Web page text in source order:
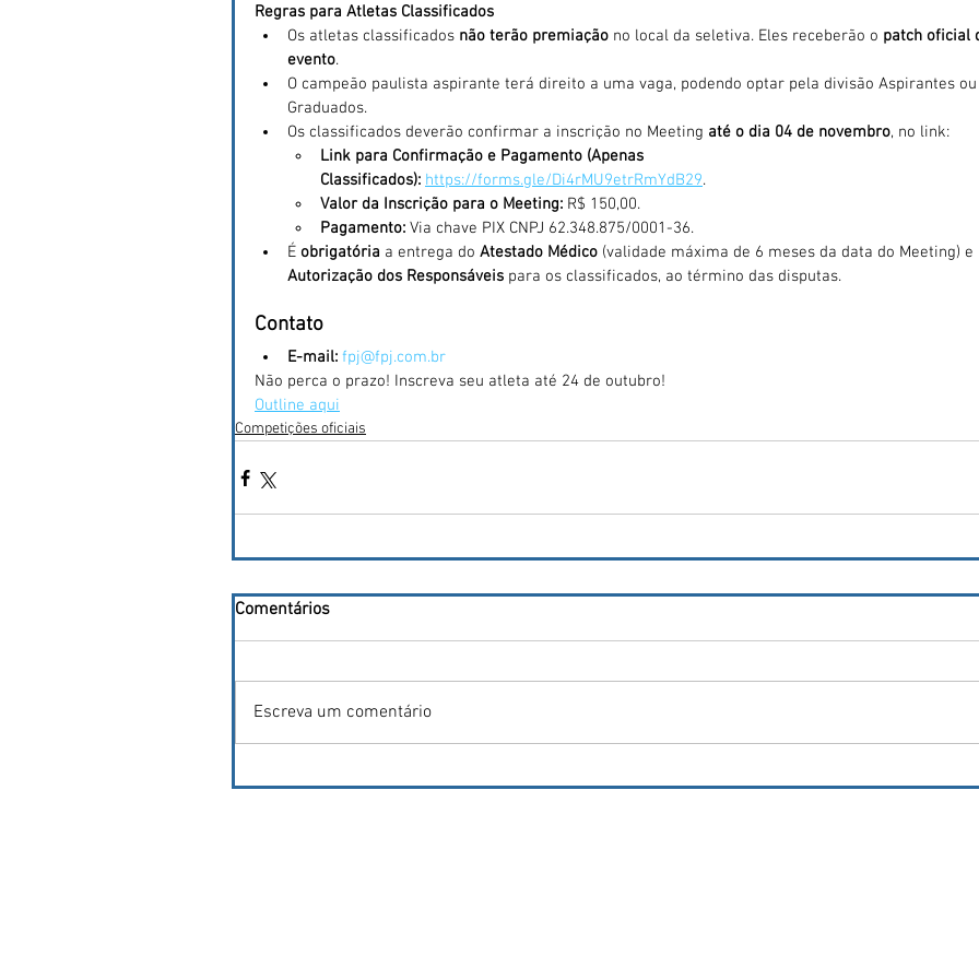
Regras para Atletas Classificados
Os atletas classificados não terão premiação no local da seletiva. Eles receberão o patch oficial
evento.
O campeão paulista aspirante terá direito a uma vaga, podendo optar pela divisão Aspirantes
Graduados.
Os classificados deverão confirmar a inscrição no Meeting até o dia 04 de novembro, no link:
Link para Confirmação e Pagamento (Apenas
Classificados): https://forms.gle/Di4rMU9etrRmYdB29.
Valor da Inscrição para o Meeting: R$ 150,00.
Pagamento: Via chave PIX CNPJ 62.348.875/0001-36.
É obrigatória a entrega do Atestado Médico (validade máxima de 6 meses da data do Meeting) e
Autorização dos Responsáveis para os classificados, ao término das disputas.
Contato
E-mail: fpj@fpj.com.br
Não perca o prazo! Inscreva seu atleta até 24 de outubro!
Outline aqui
Competições oficiais
Comentários
Escreva um comentário